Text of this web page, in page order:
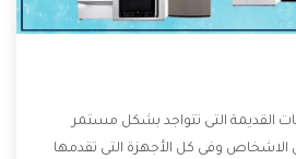
القديمة التى تتواجد بشكل مستمر
الاشخاص وفى كل الأجهزة التى تقدمها